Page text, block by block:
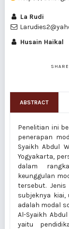
La Rudi
Husain Haikal
SHARE
ABSTRACT
Penelitian ini
penerapan
Syaikh Abdul
Yogyakarta,
dalam
keunggulan
tersebut.
subjeknya kiai,
adalah modal
Al-Syaikh
yaitu